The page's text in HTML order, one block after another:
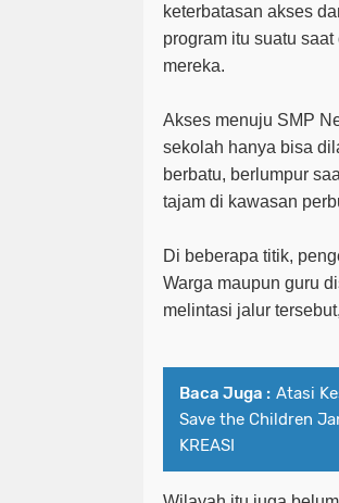
keterbatasan akses
program itu suatu
mereka.
Akses menuju SMP
sekolah hanya bisa
berbatu, berlumpur
tajam di kawasan
Di beberapa titik,
Warga maupun guru
melintasi jalur
Baca Juga : Atasi
Save the Children
KREASI